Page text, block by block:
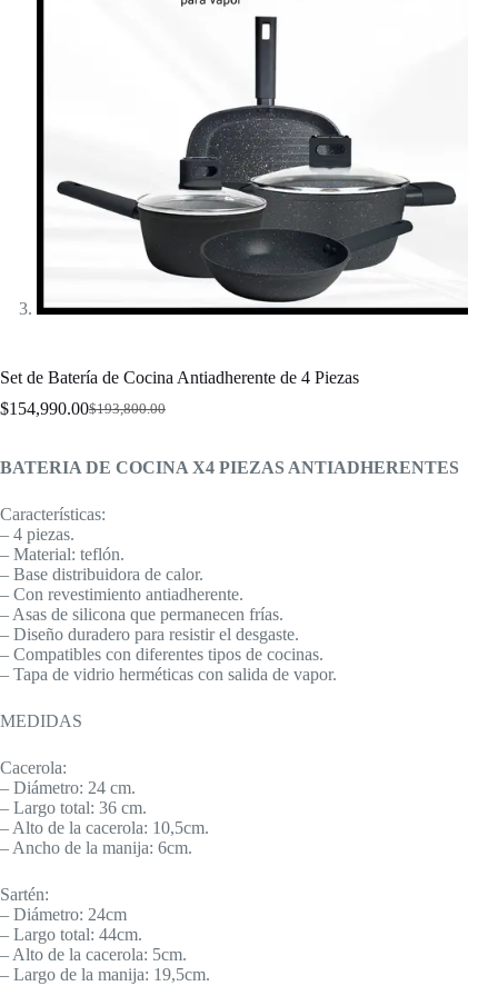
Set de Batería de Cocina Antiadherente de 4 Piezas
$193,800.00
El
original
era:
$154,990.00El
actual
es:
BATERIA DE COCINA X4 PIEZAS ANTIADHERENTES
Características:
– 4 piezas.
– Material: teflón.
– Base distribuidora de calor.
– Con revestimiento antiadherente.
– Asas de silicona que permanecen frías.
– Diseño duradero para resistir el desgaste.
– Compatibles con diferentes tipos de cocinas.
– Tapa de vidrio herméticas con salida de vapor.
MEDIDAS
Cacerola:
– Diámetro: 24 cm.
– Largo total: 36 cm.
– Alto de la cacerola: 10,5cm.
– Ancho de la manija: 6cm.
Sartén:
– Diámetro: 24cm
– Largo total: 44cm.
– Alto de la cacerola: 5cm.
– Largo de la manija: 19,5cm.